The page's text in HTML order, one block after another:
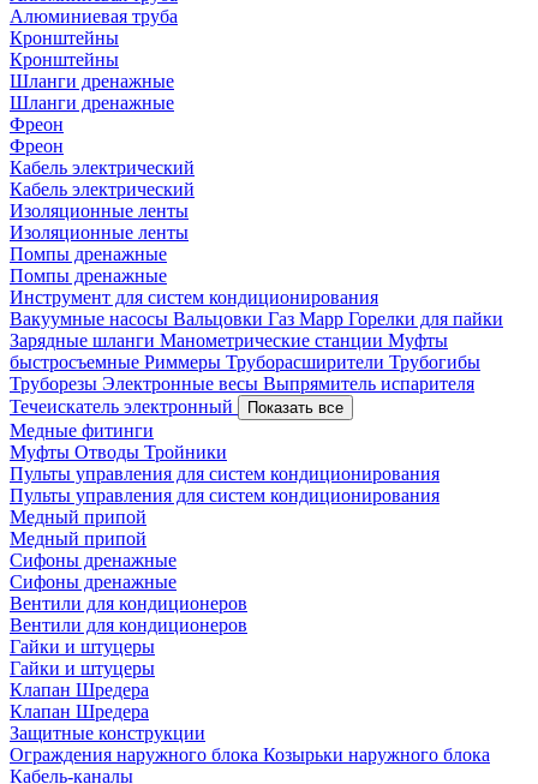
Алюминиевая труба
Кронштейны
Кронштейны
Шланги дренажные
Шланги дренажные
Фреон
Фреон
Кабель электрический
Кабель электрический
Изоляционные ленты
Изоляционные ленты
Помпы дренажные
Помпы дренажные
Инструмент для систем кондиционирования
Вакуумные насосы Вальцовки Газ Mapp Горелки для пайки
Зарядные шланги Манометрические станции Муфты
быстросъемные Риммеры Труборасширители Трубогибы
Труборезы Электронные весы Выпрямитель испарителя
Течеискатель электронный
Показать все
Медные фитинги
Муфты Отводы Тройники
Пульты управления для систем кондиционирования
Пульты управления для систем кондиционирования
Медный припой
Медный припой
Сифоны дренажные
Сифоны дренажные
Вентили для кондиционеров
Вентили для кондиционеров
Гайки и штуцеры
Гайки и штуцеры
Клапан Шредера
Клапан Шредера
Защитные конструкции
Ограждения наружного блока Козырьки наружного блока
Кабель-каналы